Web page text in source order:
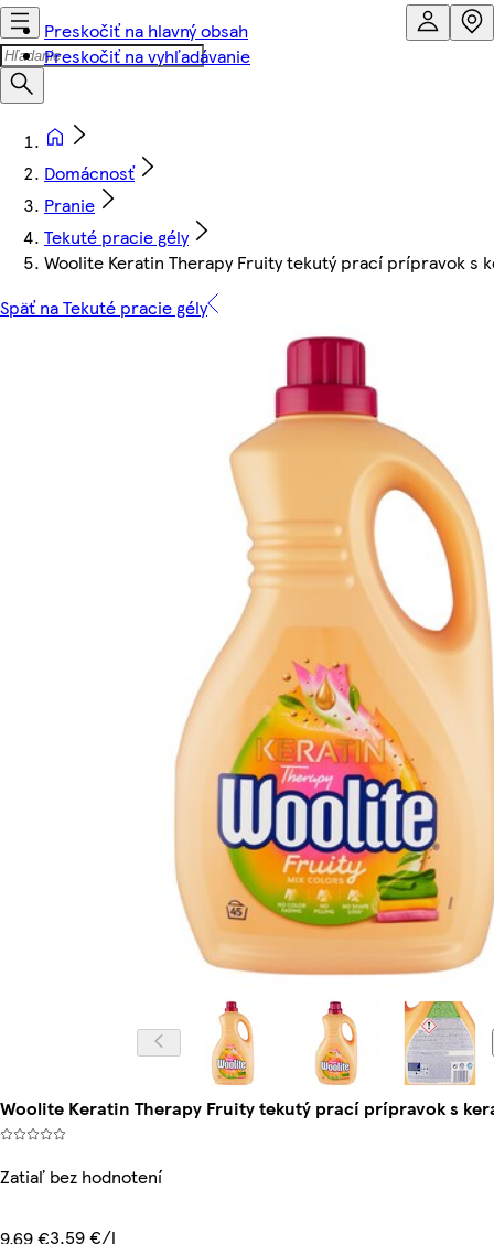
Preskočiť na hlavný obsah
Preskočiť na vyhľadávanie
Domácnosť
Pranie
Tekuté pracie gély
Woolite Keratin Therapy Fruity tekutý prací prípravok s
Späť na Tekuté pracie gély
Woolite Keratin Therapy Fruity tekutý prací prípravok s
Zatiaľ bez hodnotení
9,69 €3,59 €/l